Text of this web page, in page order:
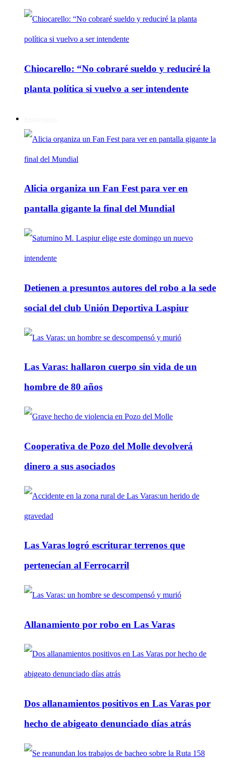
Chiocarello: “No cobraré sueldo y reduciré la
planta política si vuelvo a ser intendente
Alicia organiza un Fan Fest para ver en
pantalla gigante la final del Mundial
Detienen a presuntos autores del robo a la sede
social del club Unión Deportiva Laspiur
Las Varas: hallaron cuerpo sin vida de un
hombre de 80 años
Cooperativa de Pozo del Molle devolverá
dinero a sus asociados
Las Varas logró escriturar terrenos que
pertenecían al Ferrocarril
Allanamiento por robo en Las Varas
Dos allanamientos positivos en Las Varas por
hecho de abigeato denunciado días atrás